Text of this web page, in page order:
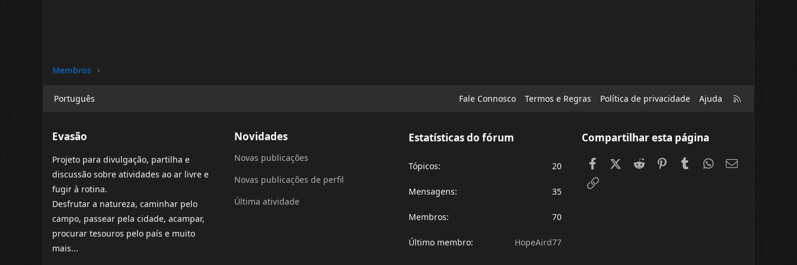
Membros
Português Fale Connosco Termos e Regras Política de privacidade Ajuda
R
Evasão
Projeto para divulgação, partilha e
discussão sobre atividades ao ar livre e
fugir à rotina.
Desfrutar a natureza, caminhar pelo
campo, passear pela cidade, acampar,
procurar tesouros pelo país e muito
mais...
Novidades
Novas publicações
Novas publicações de perfil
Última atividade
Estatísticas do fórum
Tópicos 20
Mensagens 35
Membros 70
Último membro HopeAird77
Compartilhar esta página
FacebookX (Twitter)
Reddit Pinterest
Tumblr WhatsApp